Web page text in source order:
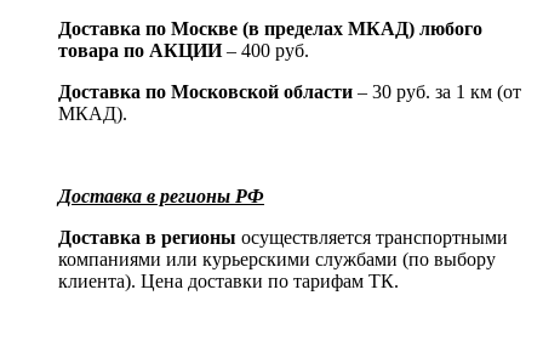
Доставка по Москве (в пределах МКАД) любого
товара по АКЦИИ– 400 руб.
Доставка по Московской области – 30 руб. за 1 км (от
МКАД).
Доставка в регионы РФ
Доставка в регионы осуществляется транспортными
компаниями или курьерскими службами (по выбору
клиента). Цена доставки по тарифам ТК.